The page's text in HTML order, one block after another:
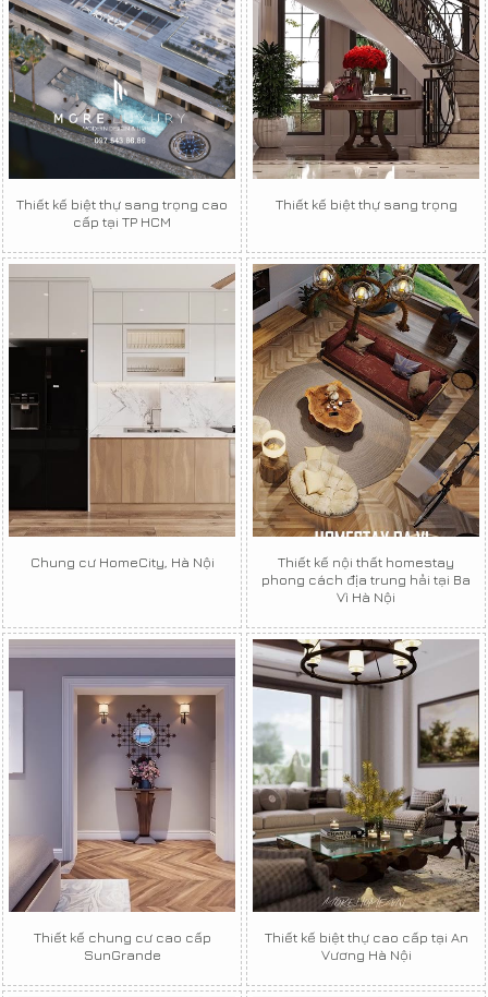
Thiết kế biệt thự sang trọng cao
cấp tại TP HCM
Thiết kế biệt thự sang trọng
Chung cư HomeCity, Hà Nội
Thiết kế nội thất homestay
phong cách địa trung hải tại Ba
Vì Hà Nội
Thiết kế chung cư cao cấp
SunGrande
Thiết kế biệt thự cao cấp tại An
Vương Hà Nội